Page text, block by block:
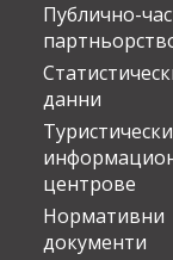
Публично-
данни
Туристически
центрове
Нормативни
документи